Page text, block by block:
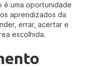
é uma oportunidade
aprendizados da
errar, acertar e
escolhida.